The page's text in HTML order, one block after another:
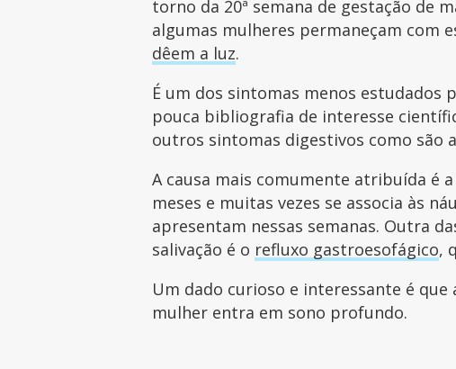
torno da 20ª semana de gestação de
algumas mulheres permaneçam com
dêem a luz.
É um dos sintomas menos estudados
pouca bibliografia de interesse
outros sintomas digestivos como são
A causa mais comumente atribuída é
meses e muitas vezes se associa às
apresentam nessas semanas. Outra
salivação é o refluxo gastroesofágico,
Um dado curioso e interessante é
mulher entra em sono profundo.